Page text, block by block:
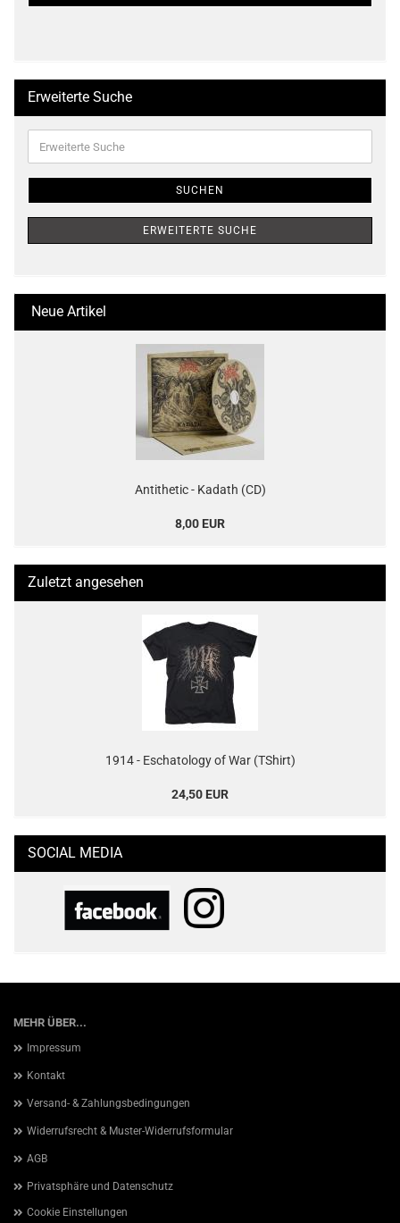
Erweiterte Suche
Suche
SUCHEN
ERWEITERTE SUCHE
Neue Artikel
Antithetic - Kadath (CD)
8,00 EUR
Zuletzt angesehen
1914 - Eschatology of War (TShirt)
24,50 EUR
SOCIAL MEDIA
MEHR ÜBER...
Impressum
Kontakt
Versand- & Zahlungsbedingungen
Widerrufsrecht & Muster-Widerrufsformular
AGB
Privatsphäre und Datenschutz
Cookie Einstellungen